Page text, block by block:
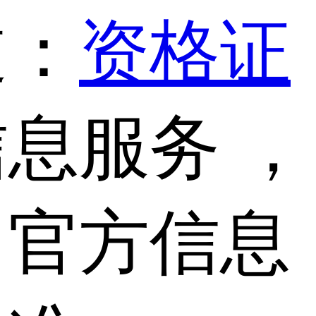
资格证
服务 ，
方信息